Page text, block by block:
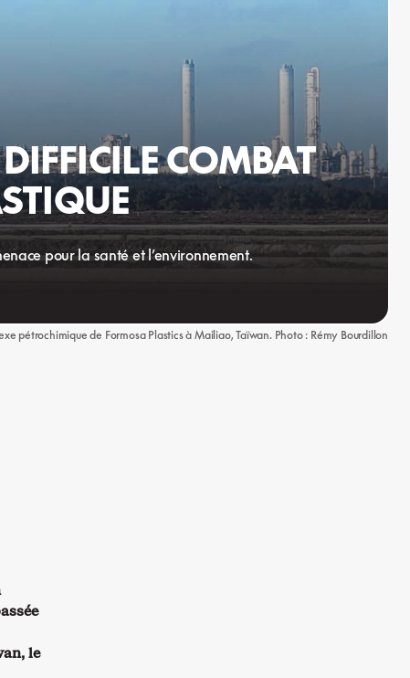
COMBAT
pour la santé et l’environnement.
pétrochimique de Formosa Plastics à Mailiao, Taïwan. Photo : Rémy Bourdillon
le